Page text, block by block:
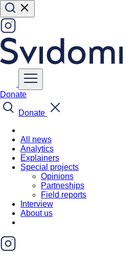
Donate
Donate
All news
Analytics
Explainers
Special projects
Opinions
Partneships
Field reports
Interview
About us